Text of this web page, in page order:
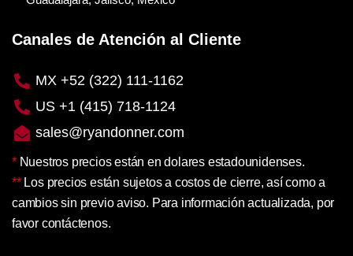
Canales de Atención al Cliente
MX +52 (322) 111-1162
US +1 (415) 718-1124
sales@ryandonner.com
* Nuestros precios están en dolares estadounidenses.
** Los precios están sujetos a costos de cierre, así como a
cambios sin previo aviso. Para información actualizada, por
favor contáctenos.